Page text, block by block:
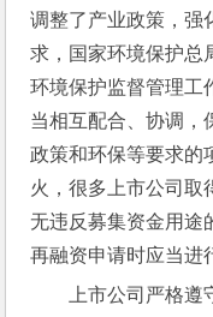
调整了产业政策，强
求，国家环境保护总
环境保护监督管理工
当相互配合、协调，
政策和环保等要求的
火，很多上市公司取
无违反募集资金用途
再融资申请时应当进
上市公司严格